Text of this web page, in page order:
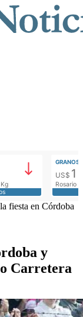
GRANOS
US$
Rosario
fiesta en Córdoba
y
Carretera